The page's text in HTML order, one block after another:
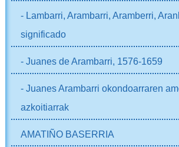
- Lambarri, Arambarri, Aramberri,
significado
- Juanes de Arambarri, 1576-1659
- Juanes Arambarri okondoarraren
azkoitiarrak
AMATIÑO BASERRIA